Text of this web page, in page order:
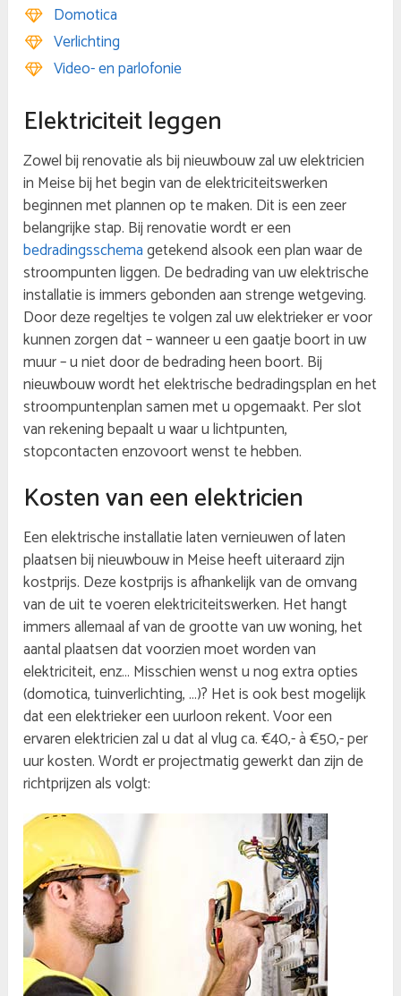
Domotica
Verlichting
Video- en parlofonie
Elektriciteit leggen
Zowel bij renovatie als bij nieuwbouw zal uw elektricien
in Meise bij het begin van de elektriciteitswerken
beginnen met plannen op te maken. Dit is een zeer
belangrijke stap. Bij renovatie wordt er een
bedradingsschemagetekend alsook een plan waar de
stroompunten liggen. De bedrading van uw elektrische
installatie is immers gebonden aan strenge wetgeving.
Door deze regeltjes te volgen zal uw elektrieker er voor
kunnen zorgen dat – wanneer u een gaatje boort in uw
muur – u niet door de bedrading heen boort. Bij
nieuwbouw wordt het elektrische bedradingsplan en het
stroompuntenplan samen met u opgemaakt. Per slot
van rekening bepaalt u waar u lichtpunten,
stopcontacten enzovoort wenst te hebben.
Kosten van een elektricien
Een elektrische installatie laten vernieuwen of laten
plaatsen bij nieuwbouw in Meise heeft uiteraard zijn
kostprijs. Deze kostprijs is afhankelijk van de omvang
van de uit te voeren elektriciteitswerken. Het hangt
immers allemaal af van de grootte van uw woning, het
aantal plaatsen dat voorzien moet worden van
elektriciteit, enz… Misschien wenst u nog extra opties
(domotica, tuinverlichting, …)? Het is ook best mogelijk
dat een elektrieker een uurloon rekent. Voor een
ervaren elektricien zal u dat al vlug ca. €40,- à €50,- per
uur kosten. Wordt er projectmatig gewerkt dan zijn de
richtprijzen als volgt: